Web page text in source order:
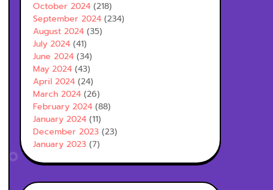
October 2024 (218)
September 2024 (234)
August 2024 (35)
July 2024 (41)
June 2024 (34)
May 2024 (43)
April 2024 (24)
March 2024 (26)
February 2024 (88)
January 2024 (11)
December 2023 (23)
January 2023 (7)